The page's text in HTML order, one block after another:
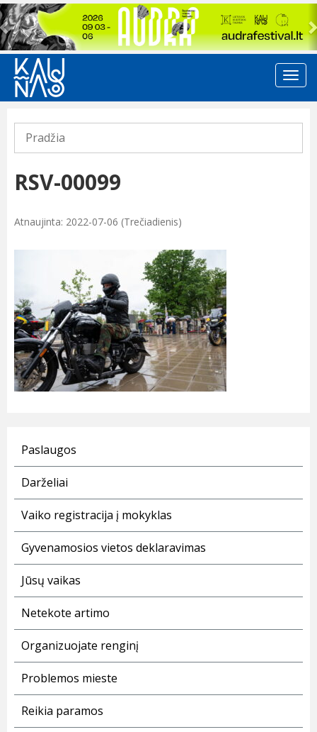
Previous
Pradžia
RSV-00099
Atnaujinta: 2022-07-06 (Trečiadienis)
Paslaugos
Darželiai
Vaiko registracija į mokyklas
Gyvenamosios vietos deklaravimas
Jūsų vaikas
Netekote artimo
Organizuojate renginį
Problemos mieste
Reikia paramos